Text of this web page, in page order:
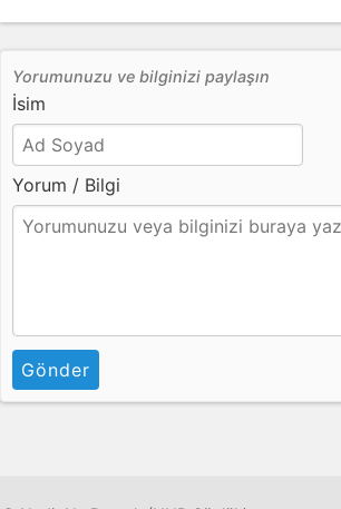
Yorumunuzu ve bilginizi paylaşın
İsim
Yorum / Bilgi
Gönder